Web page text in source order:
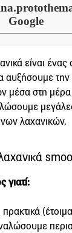
Google
είναι
αυξήσουμε
μέσα στη
λαχανικών.
λαχανικά
γιατί:
πρακτικά